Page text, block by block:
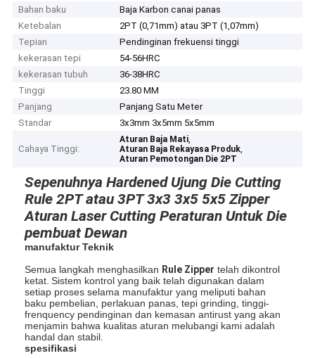
Bahan baku
Baja Karbon canai panas
Ketebalan
2PT (0,71mm) atau 3PT (1,07mm)
Tepian
Pendinginan frekuensi tinggi
kekerasan tepi
54-56HRC
kekerasan tubuh
36-38HRC
Tinggi
23.80 MM
Panjang
Panjang Satu Meter
Standar
3x3mm 3x5mm 5x5mm
Cahaya Tinggi:
Aturan Baja Mati,
Aturan Baja Rekayasa Produk,
Aturan Pemotongan Die 2PT
Sepenuhnya Hardened Ujung Die Cutting
Rule 2PT atau 3PT 3x3 3x5 5x5 Zipper
Aturan Laser Cutting Peraturan Untuk Die
pembuat Dewan
manufaktur Teknik
Semua langkah menghasilkan Rule Zipper telah dikontrol
ketat. Sistem kontrol yang baik telah digunakan dalam
setiap proses selama manufaktur yang meliputi bahan
baku pembelian, perlakuan panas, tepi grinding, tinggi-
frenquency pendinginan dan kemasan antirust yang akan
menjamin bahwa kualitas aturan melubangi kami adalah
handal dan stabil.
spesifikasi